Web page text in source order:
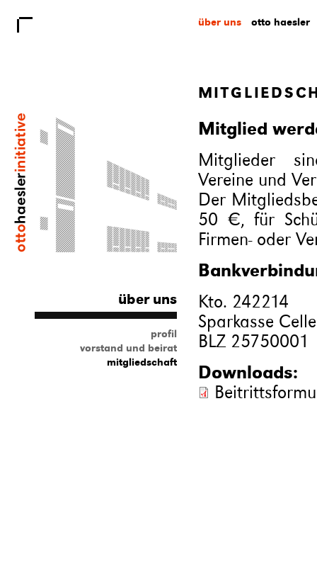
über uns
profil
vorstand und beirat
mitgliedschaft
über uns otto haesler
Mitglied
Mitglieder
Vereine und
Der
50 €, für
Firmen- oder
Kto. 242214
Sparkasse Celle
BLZ 25750001
Downloads: